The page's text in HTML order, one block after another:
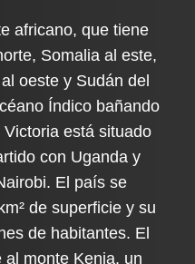
africano, que tiene
Somalia al este,
oeste y Sudán del
Índico bañando
está situado
con Uganda y
El país se
de superficie y su
de habitantes. El
monte Kenia, un